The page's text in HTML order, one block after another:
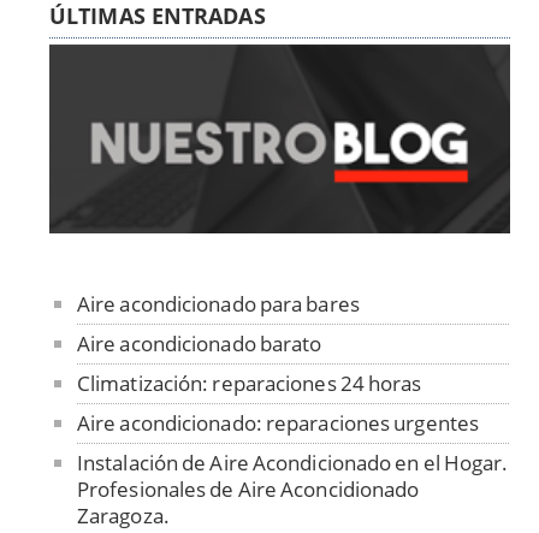
ÚLTIMAS ENTRADAS
Aire acondicionado para bares
Aire acondicionado barato
Climatización: reparaciones 24 horas
Aire acondicionado: reparaciones urgentes
Instalación de Aire Acondicionado en el Hogar.
Profesionales de Aire Aconcidionado
Zaragoza.